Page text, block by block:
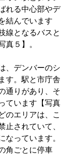
れる中心部やデ
結んでいます
線となるバスと
真５】。
、デンバーのシ
す。駅と市庁舎
通りがあり、そ
ています【写真
のエリアは、こ
止されていて、
なっています。
角ごとに停車